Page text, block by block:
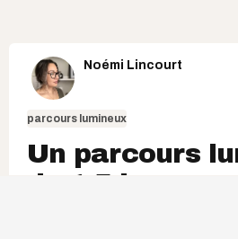
Noémi Lincourt
parcours lumineux
Un parcours
de 1,5 km avec